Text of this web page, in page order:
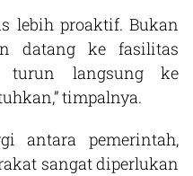
lebih proaktif. Bukan
datang ke fasilitas
turun langsung ke
timpalnya.
antara pemerintah,
sangat diperlukan